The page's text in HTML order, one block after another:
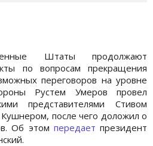
Штаты продолжают
по вопросам прекращения
переговоров на уровне
Рустем Умеров провел
представителями Стивом
после чего доложил о
Об этом передает президент